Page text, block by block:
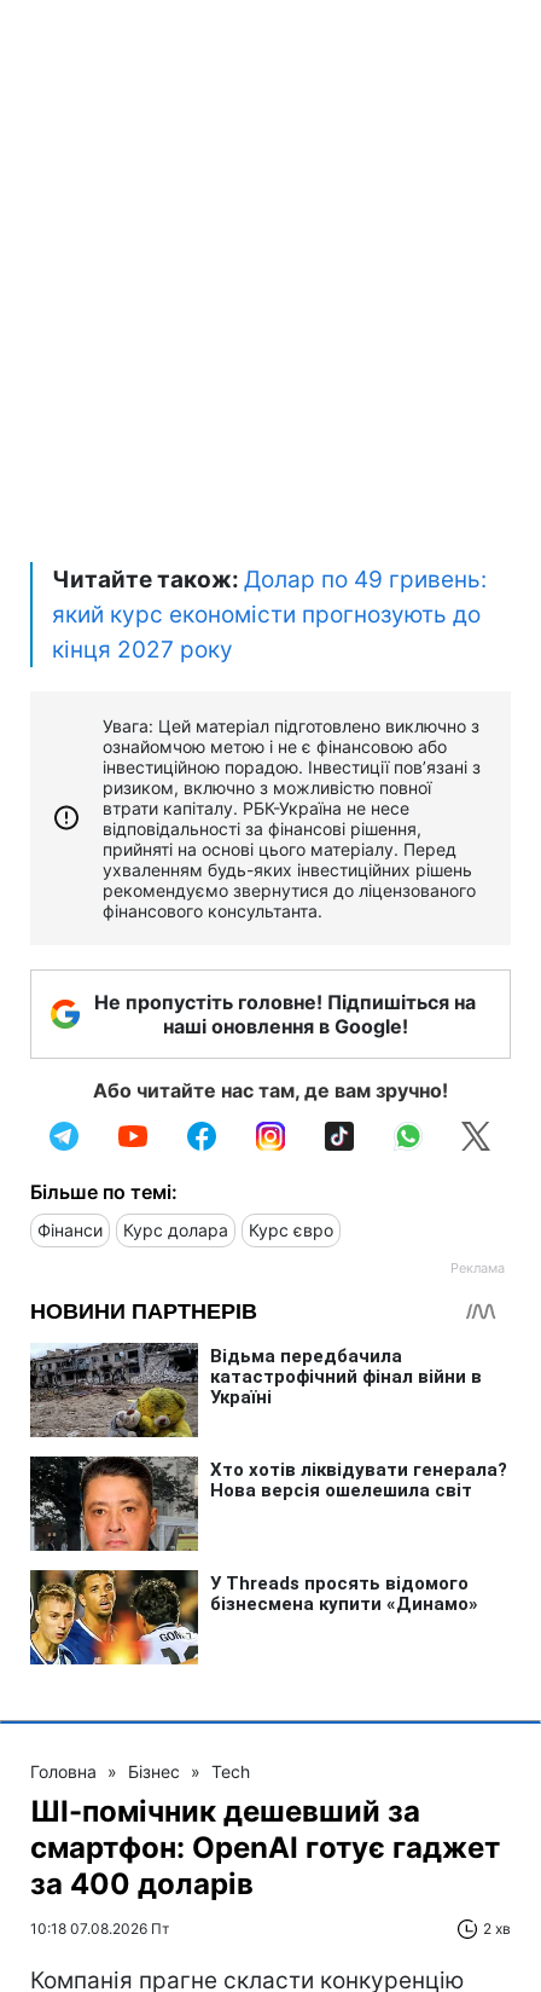
Читайте також: Долар по 49 гривень:
який курс економісти прогнозують до
кінця 2027 року
Увага: Цей матеріал підготовлено виключно з
ознайомчою метою і не є фінансовою або
інвестиційною порадою. Інвестиції пов’язані з
ризиком, включно з можливістю повної
втрати капіталу. РБК-Україна не несе
відповідальності за фінансові рішення,
прийняті на основі цього матеріалу. Перед
ухваленням будь-яких інвестиційних рішень
рекомендуємо звернутися до ліцензованого
фінансового консультанта.
Не пропустіть головне! Підпишіться на
наші оновлення в Google!
Або читайте нас там, де вам зручно!
Більше по темі:
Фінанси Курс долара Курс євро
Головна » Бізнес » Tech
ШІ-помічник дешевший за
смартфон: OpenAI готує гаджет
за 400 доларів
10:18 07.08.2026 Пт 2 хв
Компанія прагне скласти конкуренцію